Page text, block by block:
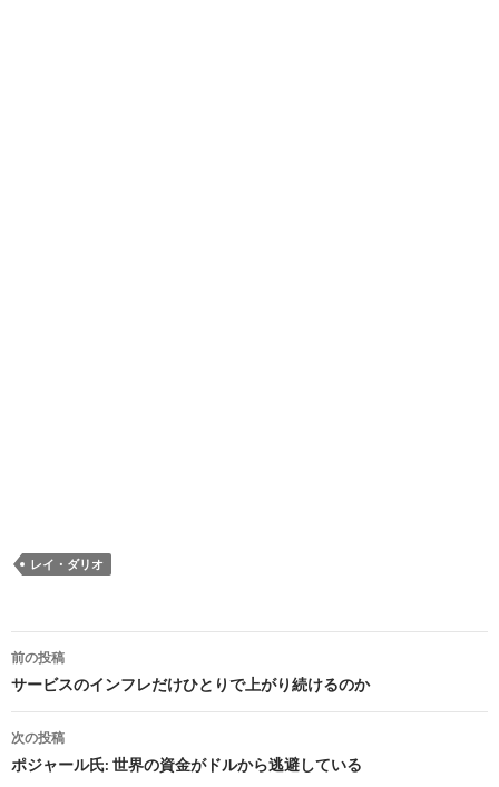
レイ・ダリオ
投
稿
ナ
ビ
前の投稿
サービスのインフレだけひとりで上がり続けるのか
次の投稿
ポジャール氏: 世界の資金がドルから逃避している